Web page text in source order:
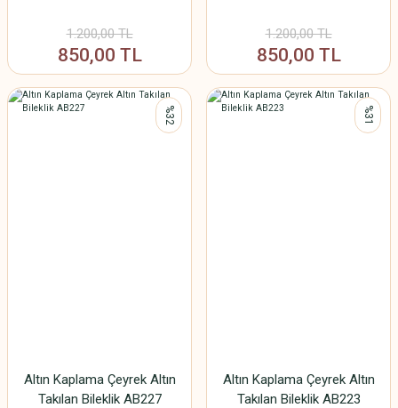
1.200,00 TL
850,00 TL
1.200,00 TL
850,00 TL
%32
Altın Kaplama Çeyrek Altın
Takılan Bileklik AB227
%31
Altın Kaplama Çeyrek Altın
Takılan Bileklik AB223